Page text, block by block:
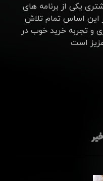
یکی از برنامه های
این اساس تمام تلاش
و تجربه خرید خوب در
است